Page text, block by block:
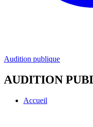
Audition publique
AUDITION
Accueil